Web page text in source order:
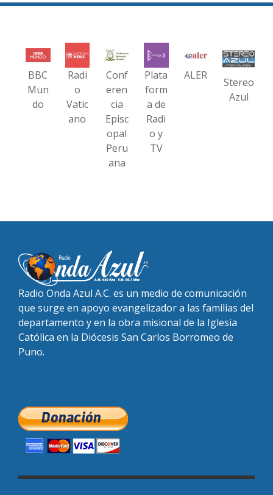
BBC
Mun
do
Radi
o
Vatic
ano
Conf
eren
cia
Episc
opal
Peru
ana
Plata
form
a de
Radi
o y
TV
ALER
Stereo
Azul
Radio Onda Azul A.C. es un medio de comunicación
que surge en apoyo evangelizador a las familias del
departamento y en la obra misional de la Iglesia
Católica en la Diócesis San Carlos Borromeo de
Puno.